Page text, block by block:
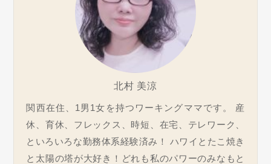
北村 美涼
関西在住、1男1女を持つワーキングママです。 産
休、育休、フレックス、時短、在宅、テレワーク、
といろいろな勤務体系経験済み！ ハワイとたこ焼き
と太陽の塔が大好き！どれも私のパワーのみなもと